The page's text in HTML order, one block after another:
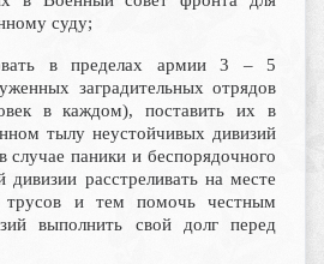
суду;
в пределах армии 3 – 5
заградительных отрядов
в каждом), поставить их в
тылу неустойчивых дивизий
случае паники и беспорядочного
дивизии расстреливать на месте
трусов и тем помочь честным
выполнить свой долг перед